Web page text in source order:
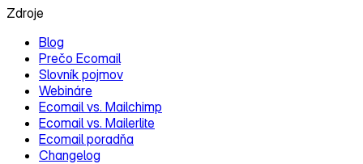
Zdroje
Blog
Prečo Ecomail
Slovník pojmov
Webináre
Ecomail vs. Mailchimp
Ecomail vs. Mailerlite
Ecomail poradňa
Changelog